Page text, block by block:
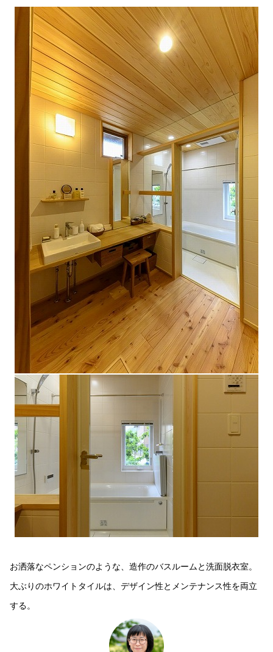
お洒落なペンションのような、造作のバスルームと洗面脱衣室。
大ぶりのホワイトタイルは、デザイン性とメンテナンス性を両立
する。